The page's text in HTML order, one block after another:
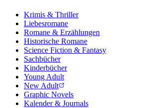
Krimis & Thriller
Liebesromane
Romane & Erzählungen
Historische Romane
Science Fiction & Fantasy
Sachbücher
Kinderbücher
Young Adult
New Adult
Graphic Novels
Kalender & Journals